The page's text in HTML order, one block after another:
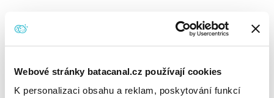
Webové stránky batacanal.cz používají cookies
K personalizaci obsahu a reklam, poskytování funkcí
IN-LINE BRUSLAŘI